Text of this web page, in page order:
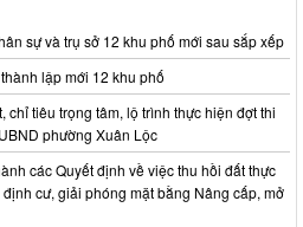
sự và trụ sở 12 khu phố mới sau sắp xếp
lập mới 12 khu phố
chỉ tiêu trọng tâm, lộ trình thực hiện đợt thi
phường Xuân Lộc
các Quyết định về việc thu hồi đất thực
cư, giải phóng mặt bằng Nâng cấp, mở